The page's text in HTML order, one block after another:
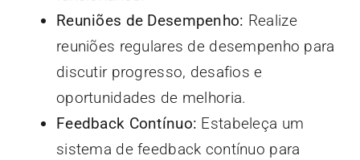
Reuniões de Desempenho: Realize
reuniões regulares de desempenho para
discutir progresso, desafios e
oportunidades de melhoria.
Feedback Contínuo: Estabeleça um
sistema de feedback contínuo para